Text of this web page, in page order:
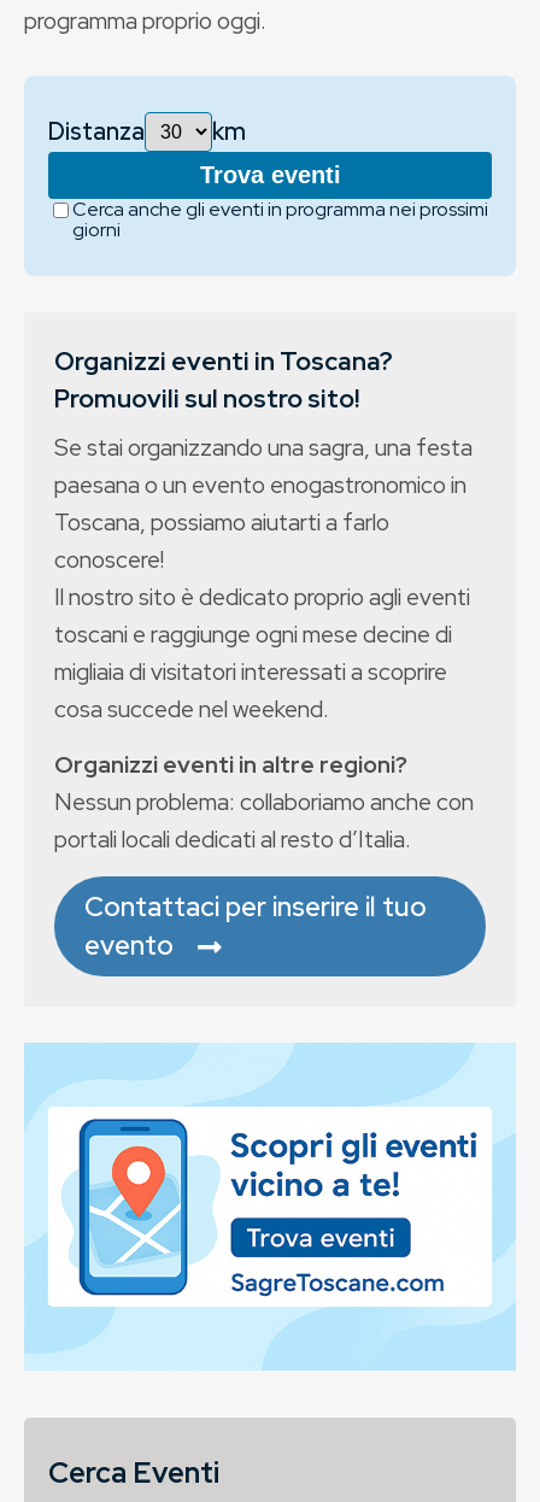
programma proprio oggi.
Distanza km
Trova eventi
Cerca anche gli eventi in programma nei prossimi
giorni
Organizzi eventi in Toscana?
Promuovili sul nostro sito!
Se stai organizzando una sagra, una festa
paesana o un evento enogastronomico in
Toscana, possiamo aiutarti a farlo
conoscere!
Il nostro sito è dedicato proprio agli eventi
toscani e raggiunge ogni mese decine di
migliaia di visitatori interessati a scoprire
cosa succede nel weekend.
Organizzi eventi in altre regioni?
Nessun problema: collaboriamo anche con
portali locali dedicati al resto d’Italia.
Contattaci per inserire il tuo
evento
Cerca Eventi